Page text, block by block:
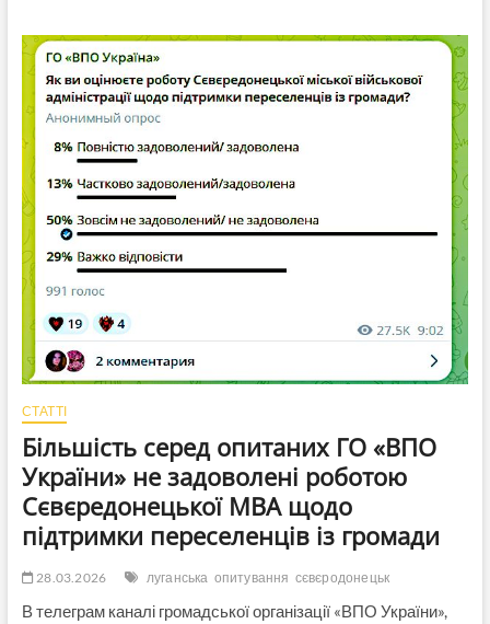
по
розгляду
зловживаннь
в
війскових
адміністраціях
Луганщини
за
участю
Омбудсмена
і
правоохоронців
СТАТТІ
Більшість серед опитаних ГО «ВПО
України» не задоволені роботою
Сєвєредонецької МВА щодо
підтримки переселенців із громади
28.03.2026 луганська опитування сєвєродонецьк
В телеграм каналі громадської організації «ВПО України»,